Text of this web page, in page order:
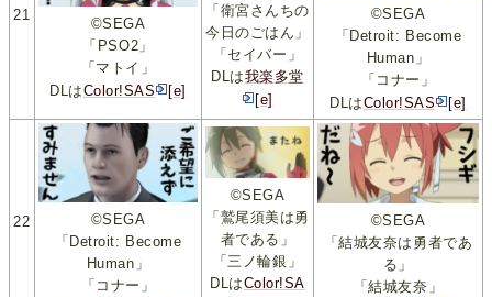
21
©SEGA
「PSO2」
「マトイ」
DLはColor!SAS [e]
「衛宮さんちの
今日のごはん」
「セイバー」
DLは我楽多堂
[e]
©SEGA
「Detroit: Become
Human」
「コナー」
DLはColor!SAS [e]
22
©SEGA
「Detroit: Become
Human」
「コナー」
©SEGA
「鷲尾須美は勇
者である」
「三ノ輪銀」
DLはColor!SA
©SEGA
「結城友奈は勇者であ
る」
「結城友奈」